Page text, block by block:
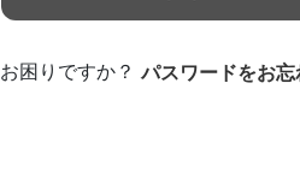
お困りですか？ パスワードをお忘